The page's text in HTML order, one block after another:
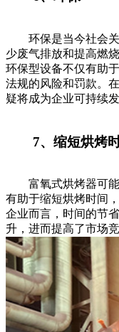
环保是当今社会关
少废气排放和提高燃
环保型设备不仅有助
法规的风险和罚款。
疑将成为企业可持续
7、缩短烘烤
富氧式烘烤器可能
有助于缩短烘烤时间
企业而言，时间的节
升，进而提高了市场竞